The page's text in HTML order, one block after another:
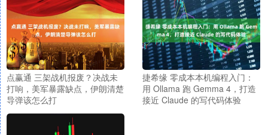
点赢通 三架战机报废？决战未
打响，美军暴露缺点，伊朗清楚
导弹该怎么打
捷希缘 零成本本机编程入门：
用 Ollama 跑 Gemma 4，打造
接近 Claude 的写代码体验